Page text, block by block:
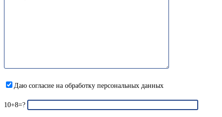
Даю согласие на обработку персональных данных
10+8=?